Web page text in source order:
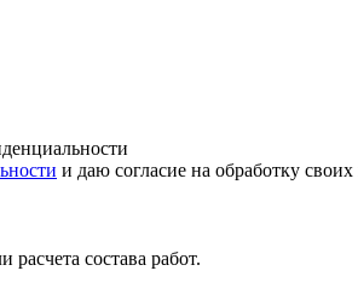
и даю согласие на обработку
состава работ.